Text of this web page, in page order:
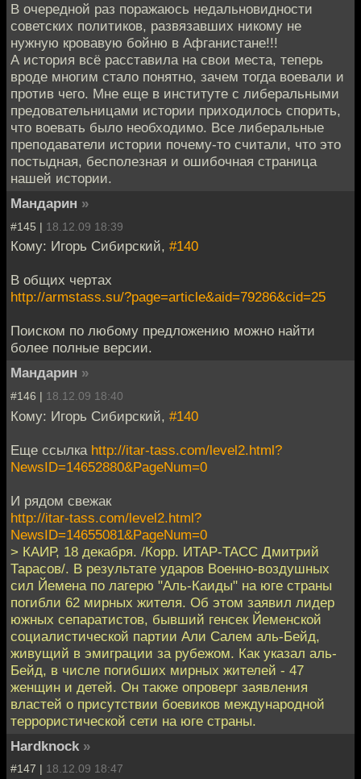
В очередной раз поражаюсь недальновидности
советских политиков, развязавших никому не
нужную кровавую бойню в Афганистане!!!
А история всё расставила на свои места, теперь
вроде многим стало понятно, зачем тогда воевали и
против чего. Мне еще в институте с либеральными
предовательницами истории приходилось спорить,
что воевать было необходимо. Все либеральные
преподаватели истории почему-то считали, что это
постыдная, бесполезная и ошибочная страница
нашей истории.
Мандарин »
#145 | 18.12.09 18:39
Кому: Игорь Сибирский, #140
В общих чертах
http://armstass.su/?page=article&aid=79286&cid=25
Поиском по любому предложению можно найти
более полные версии.
Мандарин »
#146 | 18.12.09 18:40
Кому: Игорь Сибирский, #140
Еще ссылка http://itar-tass.com/level2.html?
NewsID=14652880&PageNum=0
И рядом свежак
http://itar-tass.com/level2.html?
NewsID=14655081&PageNum=0
> КАИР, 18 декабря. /Корр. ИТАР-ТАСС Дмитрий
Тарасов/. В результате ударов Военно-воздушных
сил Йемена по лагерю "Аль-Каиды" на юге страны
погибли 62 мирных жителя. Об этом заявил лидер
южных сепаратистов, бывший генсек Йеменской
социалистической партии Али Салем аль-Бейд,
живущий в эмиграции за рубежом. Как указал аль-
Бейд, в числе погибших мирных жителей - 47
женщин и детей. Он также опроверг заявления
властей о присутствии боевиков международной
террористической сети на юге страны.
Hardknock »
#147 | 18.12.09 18:47